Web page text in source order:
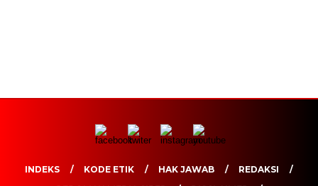
INDEKS KODE ETIK HAK JAWAB
REDAKSI